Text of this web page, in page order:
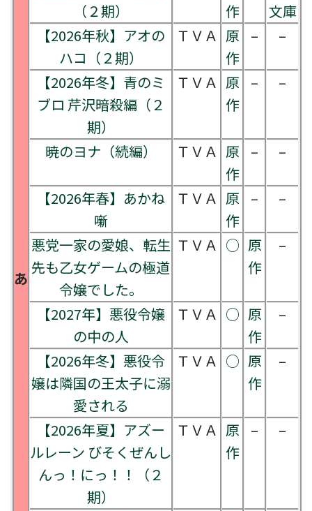
あ
（２期）
作
文庫
【2026年秋】アオの
ハコ（２期）
ＴＶＡ 原
作
– –
【2026年冬】青のミ
ブロ 芹沢暗殺編（２
期）
ＴＶＡ 原
作
– –
暁のヨナ（続編） ＴＶＡ 原
作
– –
【2026年春】あかね
噺
ＴＶＡ 原
作
– –
悪党一家の愛娘、転生
先も乙女ゲームの極道
令嬢でした。
ＴＶＡ ○ 原
作
–
【2027年】悪役令嬢
の中の人
ＴＶＡ ○ 原
作
–
【2026年冬】悪役令
嬢は隣国の王太子に溺
愛される
ＴＶＡ ○ 原
作
–
【2026年夏】アズー
ルレーン びそくぜんし
んっ！にっ！！（２
期）
ＴＶＡ 原
作
– –